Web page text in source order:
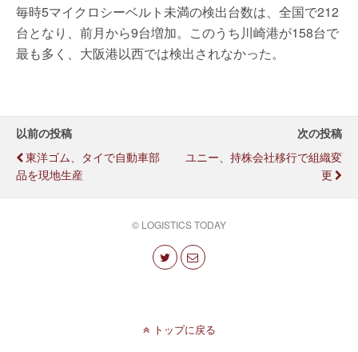
毎時5マイクロシーベルト未満の検出台数は、全国で212
台となり、前月から9台増加。このうち川崎港が158台で
最も多く、大阪港以西では検出されなかった。
以前の投稿
東洋ゴム、タイで自動車部
品を現地生産
次の投稿
ユニー、持株会社移行で組織変
更
© LOGISTICS TODAY
トップに戻る